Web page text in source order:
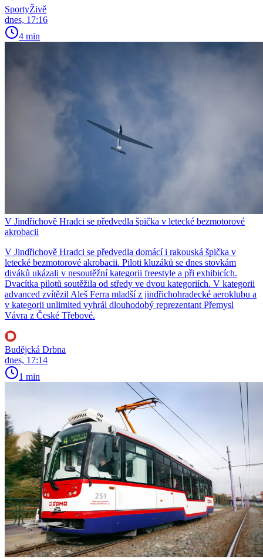
SportyŽivě
dnes, 17:16
4 min
V Jindřichově Hradci se předvedla špička v letecké bezmotorové
akrobacii
V Jindřichově Hradci se předvedla domácí i rakouská špička v
letecké bezmotorové akrobacii. Piloti kluzáků se dnes stovkám
diváků ukázali v nesoutěžní kategorii freestyle a při exhibicích.
Dvacítka pilotů soutěžila od středy ve dvou kategoriích. V kategorii
advanced zvítězil Aleš Ferra mladší z jindřichohradecké aeroklubu a
v kategorii unlimited vyhrál dlouhodobý reprezentant Přemysl
Vávra z České Třebové.
Budějcká Drbna
dnes, 17:14
1 min